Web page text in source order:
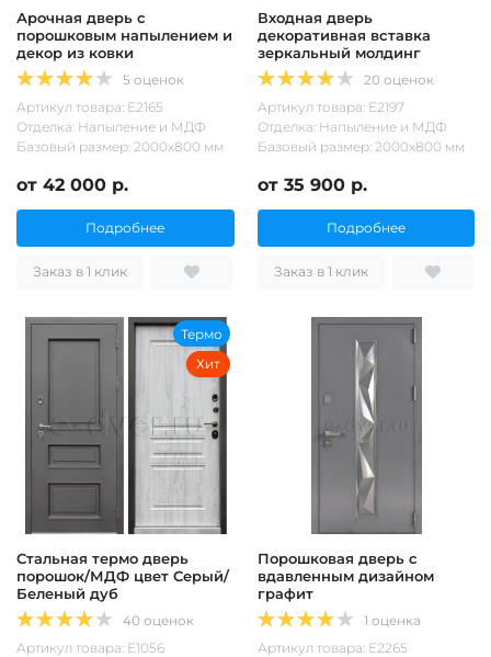
Арочная дверь с
порошковым напылением и
декор из ковки
5 оценок
Артикул товара: Е2165
Отделка: Напыление и МДФ
Базовый размер: 2000х800 мм
от 42 000 р.
Подробнее
Заказ в 1 клик
Входная дверь
декоративная вставка
зеркальный молдинг
20 оценок
Артикул товара: Е2197
Отделка: Напыление и МДФ
Базовый размер: 2000х800 мм
от 35 900 р.
Подробнее
Заказ в 1 клик
Термо
Хит
Стальная термо дверь
порошок/МДФ цвет Серый/
Беленый дуб
40 оценок
Артикул товара: Е1056
Порошковая дверь с
вдавленным дизайном
графит
1 оценка
Артикул товара: Е2265